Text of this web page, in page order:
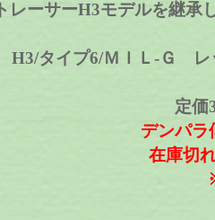
トレーサーH3モデルを継承
H3/タイプ6/ＭＩＬ-Ｇ レ
定価
デンパラ
在庫切